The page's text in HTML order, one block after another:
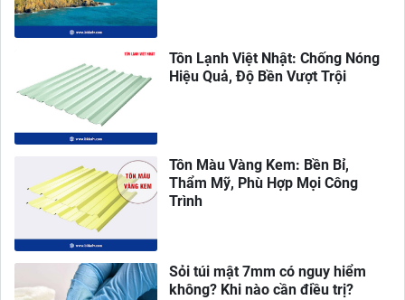
Tôn Lạnh Việt Nhật: Chống Nóng
Hiệu Quả, Độ Bền Vượt Trội
Tôn Màu Vàng Kem: Bền Bỉ,
Thẩm Mỹ, Phù Hợp Mọi Công
Trình
Sỏi túi mật 7mm có nguy hiểm
không? Khi nào cần điều trị?